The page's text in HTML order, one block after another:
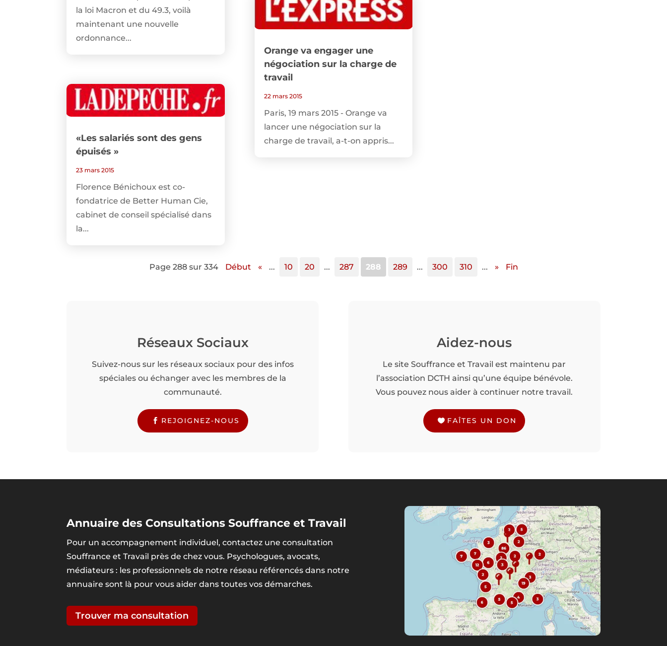
la loi Macron et du 49.3, voilà
maintenant une nouvelle
ordonnance...
«Les salariés sont des gens
épuisés »
23 mars 2015
Florence Bénichoux est co-
fondatrice de Better Human Cie,
cabinet de conseil spécialisé dans
la...
Orange va engager une
négociation sur la charge de
travail
22 mars 2015
Paris, 19 mars 2015 - Orange va
lancer une négociation sur la
charge de travail, a-t-on appris...
Page 288 sur 334 Début « ... 10 20 ... 287 288 289 ... 300 310 ... » Fin
Réseaux Sociaux
Suivez-nous sur les réseaux sociaux pour des infos
spéciales ou échanger avec les membres de la
communauté.
REJOIGNEZ-NOUS
Aidez-nous
Le site Souffrance et Travail est maintenu par
l’association DCTH ainsi qu’une équipe bénévole.
Vous pouvez nous aider à continuer notre travail.
FAÎTES UN DON
Annuaire des Consultations Souffrance et Travail
Pour un accompagnement individuel, contactez une consultation
Souffrance et Travail près de chez vous. Psychologues, avocats,
médiateurs : les professionnels de notre réseau référencés dans notre
annuaire sont là pour vous aider dans toutes vos démarches.
Trouver ma consultation